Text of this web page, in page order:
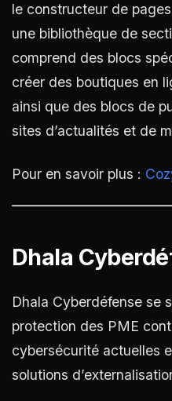
le constructeur de
une bibliothèque de
comprend des blocs
créer des boutiques en
ainsi que des blocs de
sites d’actualités et de
Pour en savoir plus :
Dhala
Dhala Cyberdéfense se
protection des PME
cybersécurité actuelles
solutions